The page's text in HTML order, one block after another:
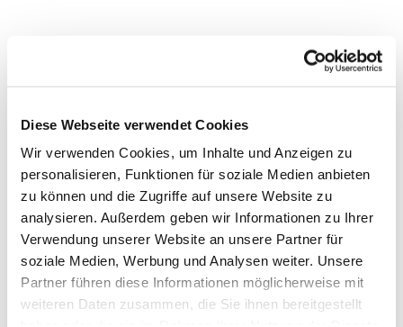
Diese Webseite verwendet Cookies
Wir verwenden Cookies, um Inhalte und Anzeigen zu
personalisieren, Funktionen für soziale Medien anbieten
zu können und die Zugriffe auf unsere Website zu
analysieren. Außerdem geben wir Informationen zu Ihrer
Verwendung unserer Website an unsere Partner für
soziale Medien, Werbung und Analysen weiter. Unsere
Partner führen diese Informationen möglicherweise mit
weiteren Daten zusammen, die Sie ihnen bereitgestellt
Dies könnte Sie auch
interessieren